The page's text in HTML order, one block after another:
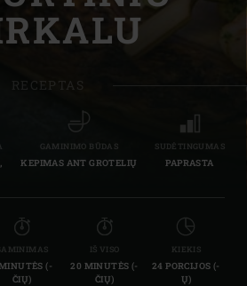
RECEPTAS
GAMINIMO BŪDAS
KEPIMAS ANT GROTELIŲ
SUDĖTINGUMAS
PAPRASTA
(-
ČIŲ)
IŠ VISO
20 MINUTĖS (-
ČIŲ)
KIEKIS
24 PORCIJOS (-
Ų)